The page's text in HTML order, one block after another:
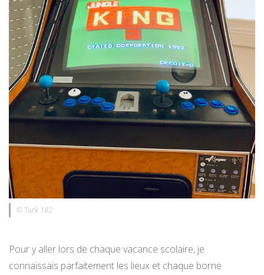
© Turk 182
Pour y aller lors de chaque vacance scolaire, je
connaissais parfaitement les lieux et chaque borne